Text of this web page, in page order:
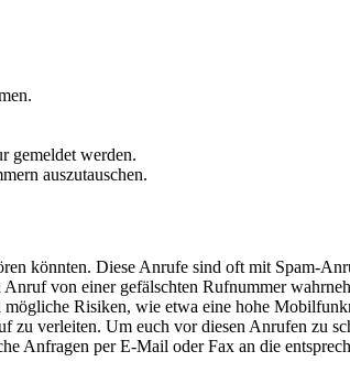
gemeldet werden.
auszutauschen.
könnten. Diese Anrufe sind oft mit Spam-
von einer gefälschten Rufnummer
Risiken, wie etwa eine hohe
verleiten. Um euch vor diesen Anrufen zu
Anfragen per E-Mail oder Fax an die